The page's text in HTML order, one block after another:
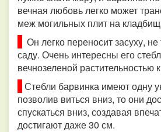
вечная любовь легко может
меж могильных плит на
Он легко переносит засуху,
саду. Очень интересны его
вечнозеленой растительностью
Стебли барвинка имеют одну
позволив виться вниз, то они
спускаться вниз, создавая
достигают даже 30 см.